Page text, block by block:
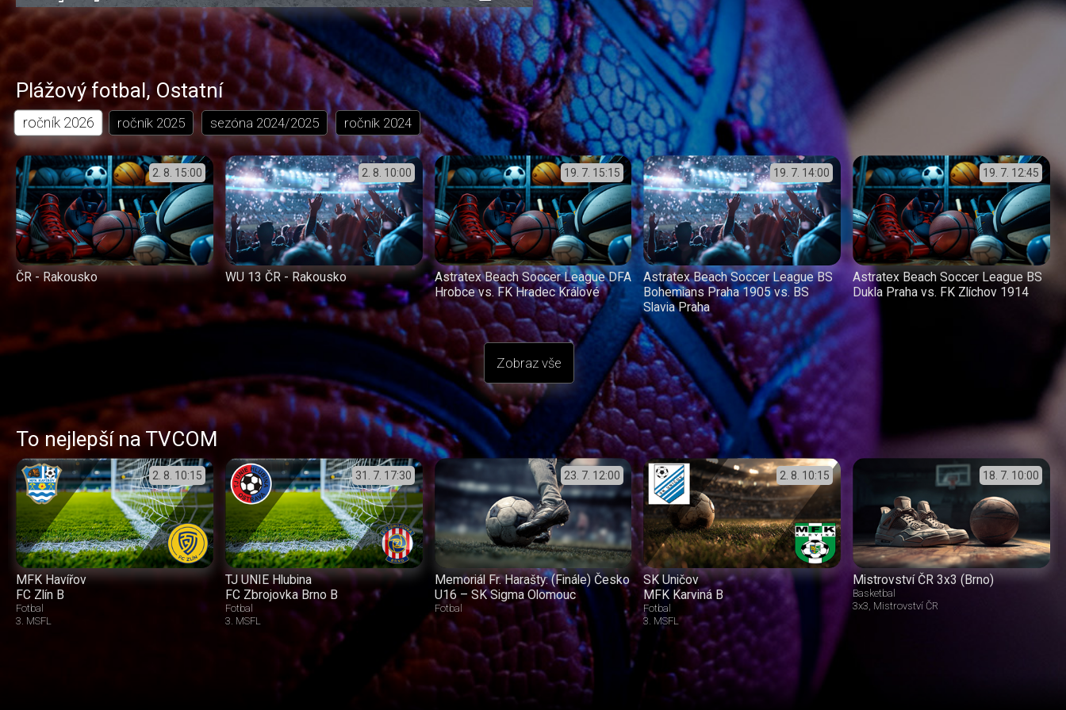
dozadu dopředu
o
čas trvání
0.13%
přehráváníin-
Picture
obrazovka
Plážový fotbal, Ostatní
ročník 2026 ročník 2025 sezóna 2024/2025 ročník 2024
2. 8. 15:00
ČR - Rakousko
2. 8. 10:00
WU 13 ČR - Rakousko
19. 7. 15:15
Astratex Beach Soccer League DFA
Hrobce vs. FK Hradec Králové
19. 7. 14:00
Astratex Beach Soccer League BS
Bohemians Praha 1905 vs. BS
Slavia Praha
19. 7. 12:45
Astratex Beach Soccer League BS
Dukla Praha vs. FK Zlíchov 1914
Zobraz vše
To nejlepší na TVCOM
2. 8. 10:15
MFK Havířov
FC Zlín B
Fotbal
3. MSFL
31. 7. 17:30
TJ UNIE Hlubina
FC Zbrojovka Brno B
Fotbal
3. MSFL
23. 7. 12:00
Memoriál Fr. Harašty: (Finále) Česko
U16 – SK Sigma Olomouc
Fotbal
2. 8. 10:15
SK Uničov
MFK Karviná B
Fotbal
3. MSFL
18. 7. 10:00
Mistrovství ČR 3x3 (Brno)
Basketbal
3x3 Mistrovství ČR